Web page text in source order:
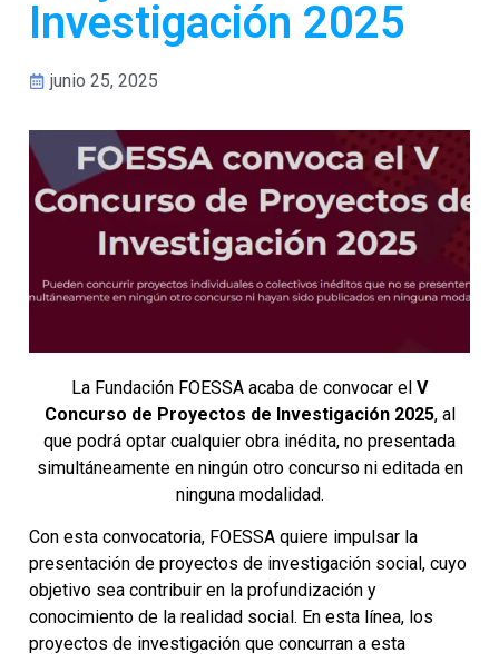
Investigación 2025
junio 25, 2025
La Fundación FOESSA acaba de convocar el V
Concurso de Proyectos de Investigación 2025, al
que podrá optar cualquier obra inédita, no presentada
simultáneamente en ningún otro concurso ni editada en
ninguna modalidad.
Con esta convocatoria, FOESSA quiere impulsar la
presentación de proyectos de investigación social, cuyo
objetivo sea contribuir en la profundización y
conocimiento de la realidad social. En esta línea, los
proyectos de investigación que concurran a esta